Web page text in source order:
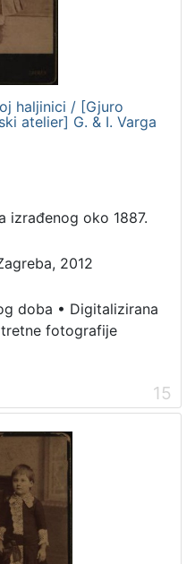
haljinici / [Gjuro
atelier] G. & I. Varga
izrađenog oko 1887.
2012
doba • Digitalizirana
fotografije
15